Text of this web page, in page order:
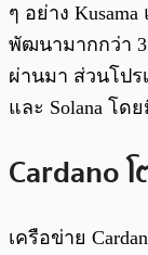
ๆ อย่าง
พัฒนามากกว่า
ผ่านมา ส่วนโป
และ Solana โด
Cardano
เครือข่าย